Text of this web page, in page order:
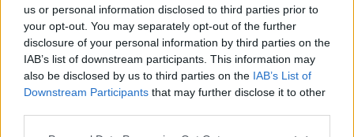
us or personal information disclosed to third parties prior to
your opt-out. You may separately opt-out of the further
disclosure of your personal information by third parties on the
IAB’s list of downstream participants. This information may
also be disclosed by us to third parties on the IAB’s List of
Downstream Participants that may further disclose it to other
Šokļūdu var pieļaut daudzi!
Pēc “Maxima”
apmeklējuma klients
brīdina citus autovadītājus
neuzkāpt uz tā paša